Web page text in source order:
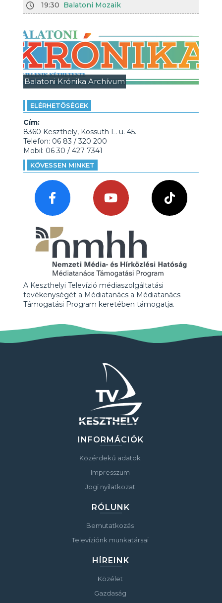
19:30 Balatoni Mozaik
Balatoni Krónika Archívum
ELÉRHETŐSÉGEK
Cím:
8360 Keszthely, Kossuth L. u. 45.
Telefon: 06 83 / 320 200
Mobil: 06 30 / 427 7341
KÖVESSEN MINKET
A Keszthelyi Televízió médiaszolgáltatási
tevékenységét a Médiatanács a Médiatanács
Támogatási Program keretében támogatja.
INFORMÁCIÓK
Közérdekű adatok
Impresszum
Jogi nyilatkozat
RÓLUNK
Bemutatkozás
Televíziónk munkatársai
HÍREINK
Közélet
Gazdaság